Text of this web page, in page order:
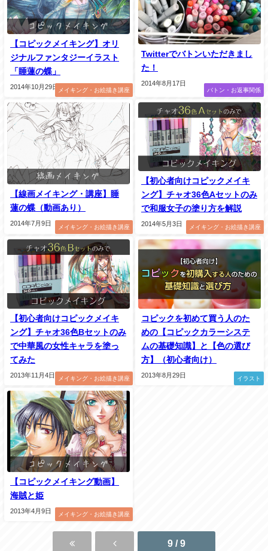
メイキング・お絵描き講座
【コピックメイキング】オリ
ジナルファンタジーイラスト
「睡蓮の蝶」
2014年10月29日 バトン・お返事関係
Twitterでバトンいただきまし
た！
2014年8月17日
メイキング・お絵描き講座
【線画メイキング・講座】睡
蓮の蝶（動画あり）
2014年7月9日
メイキング・お絵描き講座
【初心者向けコピックメイキ
ング】チャオ36色Aセットのみ
で和服女子の塗り方を解説
2014年5月3日
メイキング・お絵描き講座
【初心者向けコピックメイキ
ング】チャオ36色Bセットのみ
で中華風の女性キャラを塗っ
てみた
2013年11月4日 イラスト
コピックを初めて買う人のた
めの【コピックカラーシステ
ムの基礎知識】と【色の選び
方】（初心者向け）
2013年8月29日
メイキング・お絵描き講座
【コピックメイキング動画】
海賊と姫
2013年4月9日
9 / 9